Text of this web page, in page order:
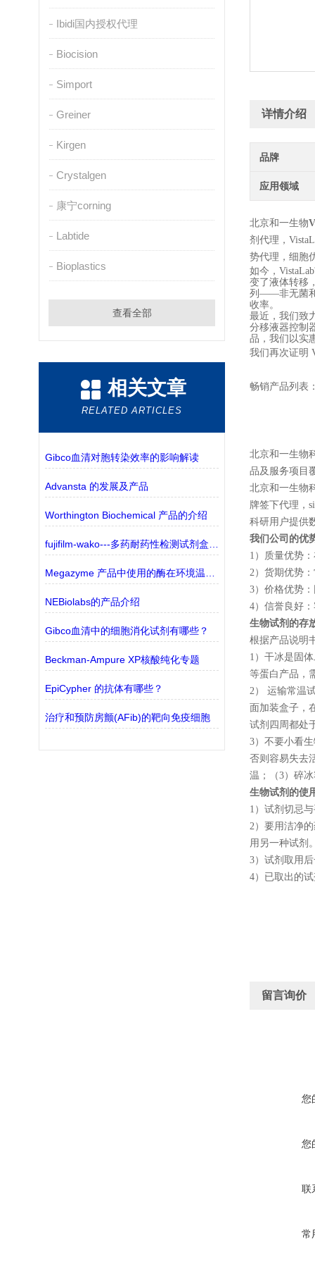
Ibidi国内授权代理
Biocision
Simport
Greiner
Kirgen
Crystalgen
康宁corning
Labtide
Bioplastics
查看全部
相关文章
RELATED ARTICLES
Gibco血清对胞转染效率的影响解读
Advansta 的发展及产品
Worthington Biochemical 产品的介绍
NEBiolabs的产品介绍
Gibco血清中的细胞消化试剂有哪些？
Beckman-Ampure XP核酸纯化专题
EpiCypher 的抗体有哪些？
治疗和预防房颤(AFib)的靶向免疫细胞
详情介绍
品牌
应用领域
北京和一生物
剂代理，
势代理，细胞
如今，
变了液体转移
列——非无菌和
收率。
最近，我们致
分移液器控制
品，我们以实
我们再次证明
畅销产品列表
北京和一生物
品及服务项目
北京和一生物
牌签下代理，
科研用户提供
我们公司的优
1 ）质量优势
2）货期优势
3）价格优势
4）信誉良好
生物试剂的存
根据产品说明
1 ）干冰是固
等蛋白产品，
2） 运输常温
面加装盒子，
试剂四周都处
3）不要小看
否则容易失去
温；（3）碎
生物试剂的使
1 ）试剂切忌
2）要用洁净
用另一种试剂
3）试剂取用
4）已取出的
留言询价
您
您
联
常